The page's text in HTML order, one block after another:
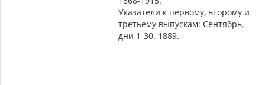
Указатели к первому, второму и
третьему выпускам: Сентябрь,
дни 1-30. 1889.